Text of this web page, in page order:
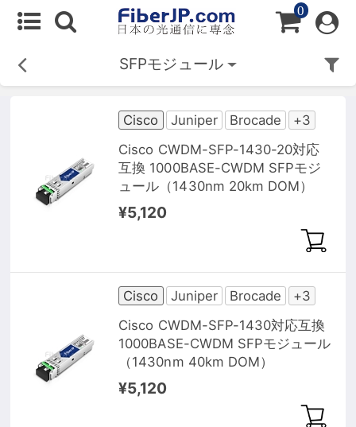
0
SFPモジュール
Cisco Juniper Brocade
+3
Cisco CWDM-SFP-1430-20対応
互換 1000BASE-CWDM SFPモジ
ュール（1430nm 20km DOM）
¥5,120
Cisco Juniper Brocade
+3
Cisco CWDM-SFP-1430対応互換
1000BASE-CWDM SFPモジュール
（1430nm 40km DOM）
¥5,120